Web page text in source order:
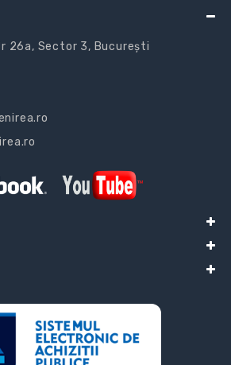
26a, Sector 3, București